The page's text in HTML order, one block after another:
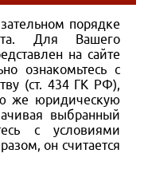
порядке
Для Вашего
на сайте
ознакомьтесь с
(ст. 434 ГК РФ),
же юридическую
выбранный
с условиями
он считается